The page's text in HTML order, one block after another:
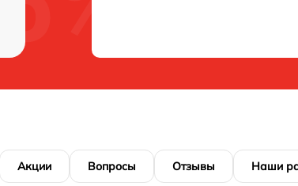
Акции Вопросы Отзывы Наши